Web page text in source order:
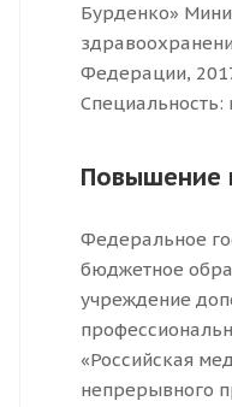
Бурденко»
Федерации,
Специальность:
Повышение
Федеральное
бюджетное
учреждение
«Российская
непрерывного